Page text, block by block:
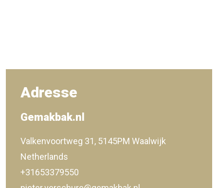
Adresse
Gemakbak.nl
Valkenvoortweg 31, 5145PM Waalwijk
Netherlands
+31653379550